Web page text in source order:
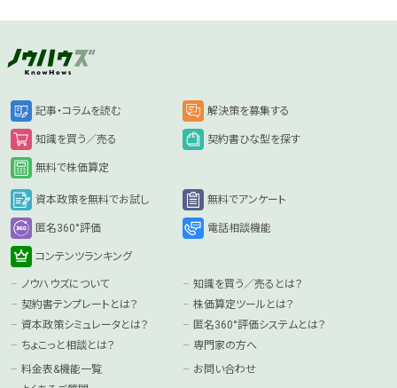
記事・コラムを読む 解決策を募集する
知識を買う／売る 契約書ひな型を探す
無料で株価算定
資本政策を無料でお試し 無料でアンケート
匿名360°評価 電話相談機能
コンテンツランキング
ノウハウズについて
知識を買う／売るとは？
契約書テンプレートとは？
株価算定ツールとは？
資本政策シミュレータとは？
匿名360°評価システムとは？
ちょこっと相談とは？
専門家の方へ
料金表&機能一覧
お問い合わせ